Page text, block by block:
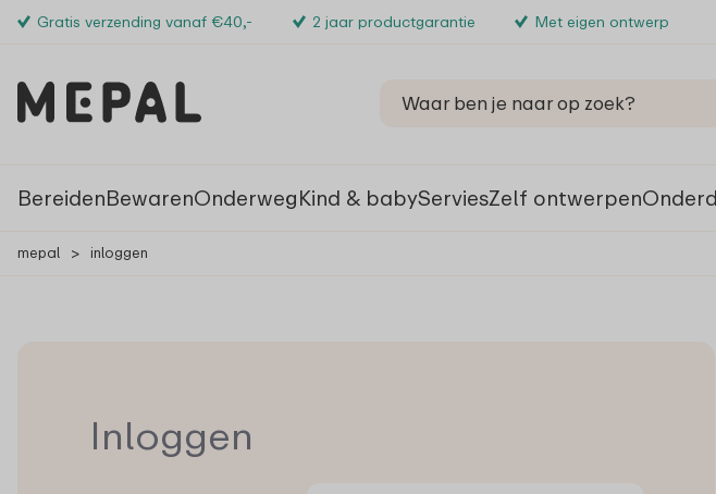
Gratis verzending vanaf €40,- 2 jaar productgarantie Met eigen ontwerp
BereidenBewarenOnderwegKind & babyServiesZelf ontwerpen
mepal > inloggen
Inloggen